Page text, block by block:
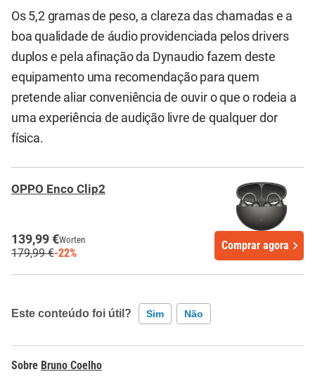
Os 5,2 gramas de peso, a clareza das chamadas e a
boa qualidade de áudio providenciada pelos drivers
duplos e pela afinação da Dynaudio fazem deste
equipamento uma recomendação para quem
pretende aliar conveniência de ouvir o que o rodeia a
uma experiência de audição livre de qualquer dor
física.
OPPO Enco Clip2
139,99 €Worten
179,99 €-22%
Comprar agora
Este conteúdo foi útil? Sim Não
Bruno Coelho